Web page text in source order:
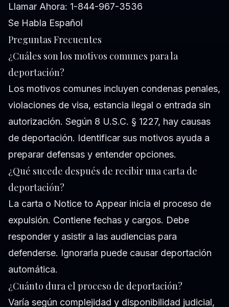
Llamar Ahora: 1-844-967-3536
Se Habla Español
Preguntas Frecuentes
¿Cuáles son los motivos comunes para la
deportación?
Los motivos comunes incluyen condenas penales,
violaciones de visa, estancia ilegal o entrada sin
autorización. Según 8 U.S.C. § 1227, hay causas
de deportación. Identificar sus motivos ayuda a
preparar defensas y entender opciones.
¿Qué sucede después de recibir una carta de
deportación?
La carta o Notice to Appear inicia el proceso de
expulsión. Contiene fechas y cargos. Debe
responder y asistir a las audiencias para
defenderse. Ignorarla puede causar deportación
automática.
¿Cuánto dura el proceso de deportación?
Varía según complejidad y disponibilidad judicial,